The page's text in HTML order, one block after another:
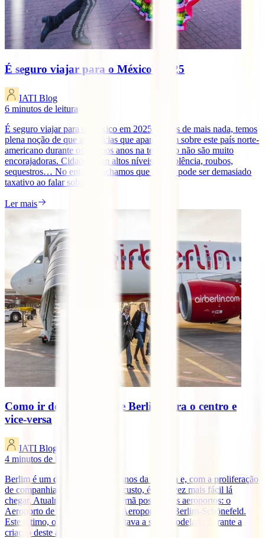
É seguro viajar para o México? 2025
IATI Blog
6 minutos de leitura
É seguro viajar para o México em 2025? Antes de mais nada, temos
plena noção de que as notícias que apareceram sobre este país norte-
americano durante os últimos anos na televisão não são muito
encorajadoras. Cidades com altos níveis de violência, roubos,
sequestros… No entanto, achamos que não se pode ser demasiado
taxativo ao falar sobre [...]
Ler mais
Como ir do aeroporto de Berlim para o centro e
vice-versa
IATI Blog
4 minutos de leitura
Berlim é um dos principais destinos da Europa e, com a proliferação
de companhias aéreas de baixo custo, é cada vez mais fácil lá
chegar. Atualmente, a capital alemã possui dois aeroportos: o
Aeroporto de Berlim-Tegel e o Aeroporto de Berlim-Schönefeld.
Este último, o de Schönefeld, estava a ser remodelado durante a
criação deste artigo, [...]